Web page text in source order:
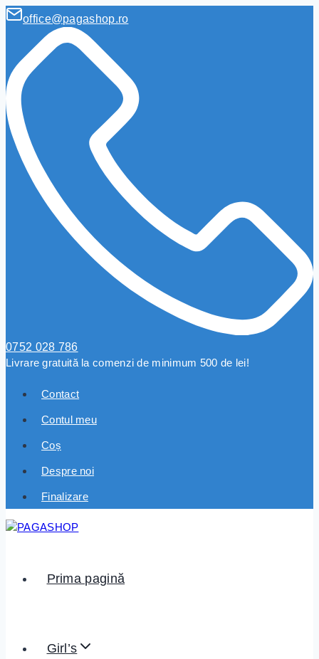
office@pagashop.ro
0752 028 786
Livrare gratuită la comenzi de minimum 500 de lei!
Contact
Contul meu
Coș
Despre noi
Finalizare
Prima pagină
Girl’s